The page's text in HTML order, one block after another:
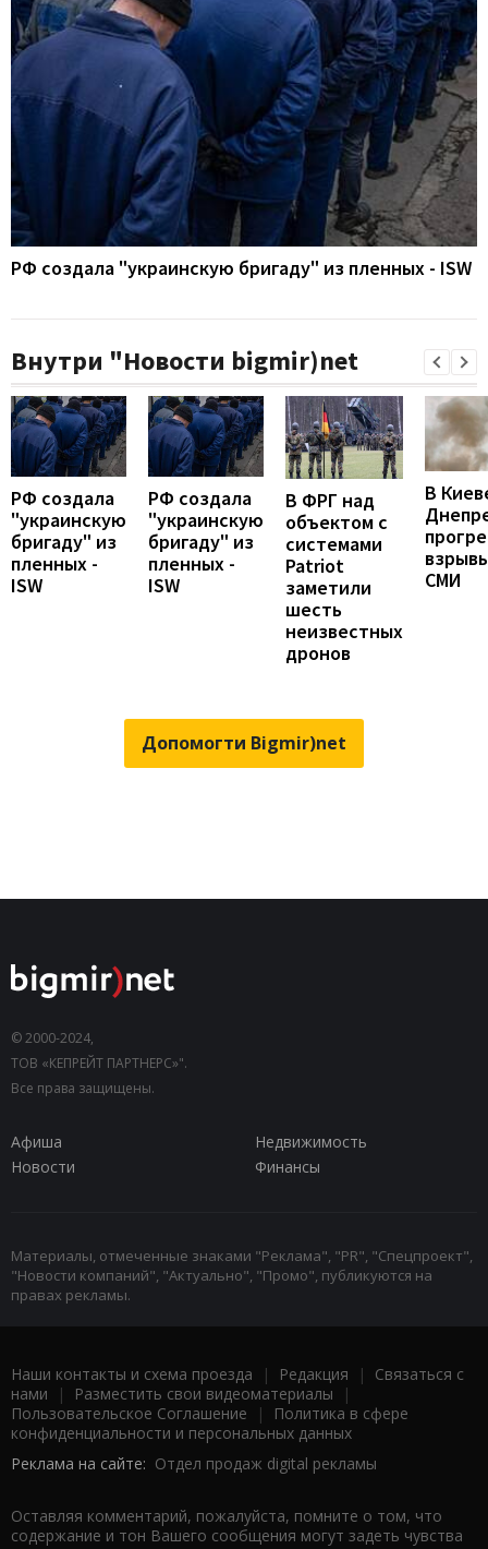
РФ создала "украинскую бригаду" из пленных - ISW
Внутри "Новости bigmir)net
РФ создала
"украинскую
бригаду" из
пленных -
ISW
РФ создала
"украинскую
бригаду" из
пленных -
ISW
В ФРГ над
объектом с
системами
Patriot
заметили
шесть
неизвестных
дронов
В
СМИ
Допомогти Bigmir)net
© 2000-2024,
ТОВ «КЕПРЕЙТ ПАРТНЕРС»".
Все права защищены.
Афиша
Недвижимость
Новости
Финансы
Материалы, отмеченные знаками "Реклама", "PR", "Спецпроект",
"Новости компаний", "Актуально", "Промо", публикуются на
правах рекламы.
Наши контакты и схема проезда | Редакция | Связаться с
нами | Разместить свои видеоматериалы |
Пользовательское Соглашение |
Политика в сфере
конфиденциальности и персональных данных
Реклама на сайте: Отдел продаж digital рекламы
Оставляя комментарий, пожалуйста, помните о том, что
содержание и тон Вашего сообщения могут задеть чувства